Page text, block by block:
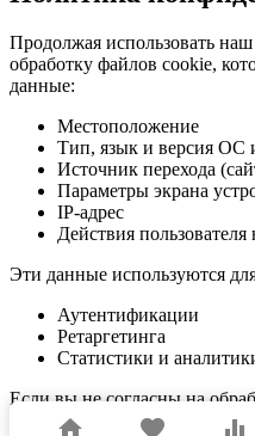
home favorite equalizer
Продолжая использовать наш
обработку файлов cookie,
данные:
Местоположение
Тип, язык и версия ОС
Источник перехода
Параметры экрана
IP-адрес
Действия пользователя
Эти данные используются
Аутентификации
Ретаргетинга
Статистики и
Если вы не согласны на
покиньте сайт.